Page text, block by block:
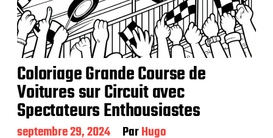
Coloriage Grande Course de
Voitures sur Circuit avec
Spectateurs Enthousiastes
D
septembre 29, 2024 ParHugo